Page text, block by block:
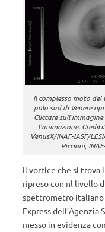
Il complesso moto del
polo sud di Venere
Cliccare
l'animazione. Crediti:
VenusX/INAF-IASF/
Piccioni,
il vortice che si trova
ripreso con nl livello
spettrometro italiano
Express dell’Agenzia
messo in evidenza